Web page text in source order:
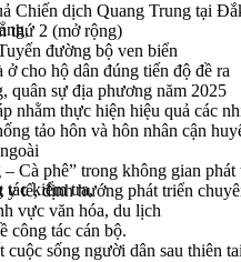
Chiến dịch Quang Trung tại
thứ 2 (mở rộng)
đường bộ ven biển
cho hộ dân đúng tiến độ đề ra
sự địa phương năm 2025
nhằm thực hiện hiệu quả các
tảo hôn và hôn nhân cận
Cà phê” trong không gian phát
tế, định hướng phát triển
vực văn hóa, du lịch
công tác cán bộ.
sống người dân sau thiên tai
tác kiểm tra,